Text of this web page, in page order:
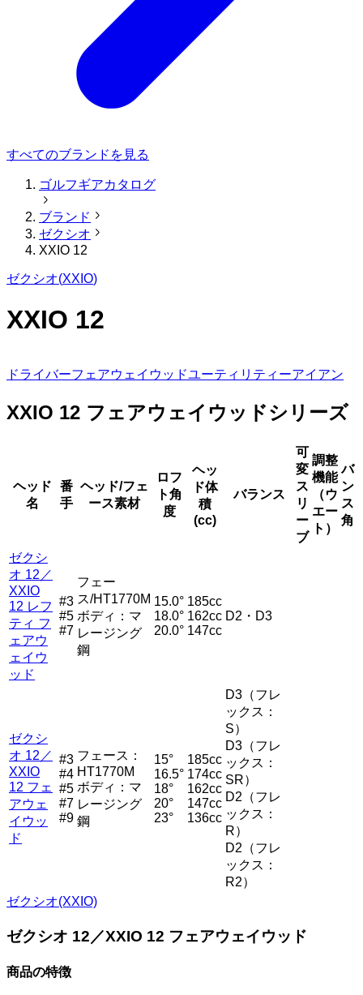
すべてのブランドを見る
ゴルフギアカタログ
ブランド
ゼクシオ
XXIO 12
ゼクシオ(XXIO)
XXIO 12
ドライバーフェアウェイウッドユーティリティーアイアン
XXIO 12 フェアウェイウッドシリーズ
ヘッド
名
番
手
ヘッド/フェ
ース素材
ロフ
ト角
度
ヘッ
ド体
積
(cc)
バランス
可
変
ス
リ
ー
ブ
調整
機能
（ウ
エー
ト）
バ
ン
ス
角
ゼクシ
オ 12／
XXIO
12 レフ
ティ フ
ェアウ
ェイウ
ッド
#3
#5
#7
フェー
ス/HT1770M
ボディ：マ
レージング
鋼
15.0°
18.0°
20.0°
185cc
162cc
147cc
D2・D3
ゼクシ
オ 12／
XXIO
12 フェ
アウェ
イウッ
ド
#3
#4
#5
#7
#9
フェース：
HT1770M
ボディ：マ
レージング
鋼
15°
16.5°
18°
20°
23°
185cc
174cc
162cc
147cc
136cc
D3（フレ
ックス：
S）
D3（フレ
ックス：
SR）
D2（フレ
ックス：
R）
D2（フレ
ックス：
R2）
ゼクシオ(XXIO)
ゼクシオ 12／XXIO 12 フェアウェイウッド
商品の特徴